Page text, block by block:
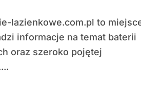
informacje na temat baterii
oraz szeroko pojętej